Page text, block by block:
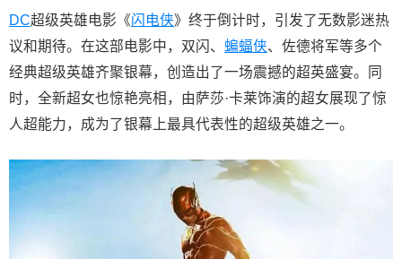
DC超级英雄电影《闪电侠》终于倒计时，引发了无数影迷热
议和期待。在这部电影中，双闪、 蝙蝠侠、佐德将军等多个
经典超级英雄齐聚银幕，创造出了一场震撼的超英盛宴。同
时，全新超女也惊艳亮相，由萨莎·卡莱饰演的超女展现了惊
人超能力，成为了银幕上最具代表性的超级英雄之一。